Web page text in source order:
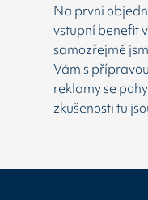
Na první
vstupní benefit
samozřejmě
Vám s
reklamy se
zkušenosti tu